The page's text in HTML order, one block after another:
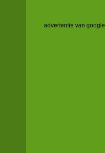
advertentie van google